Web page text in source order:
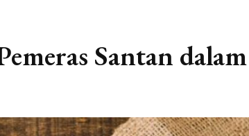
Santan dalam